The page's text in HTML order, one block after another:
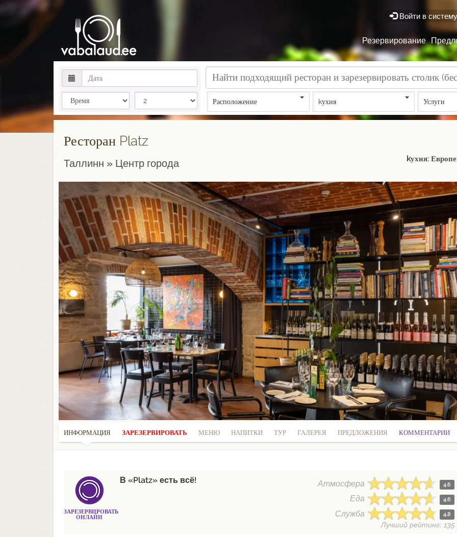
Резервирование
Войти в
Расположение kухня Услуги
Ресторан Platz
Таллинн » Центр города kухня:
ИНФОРМАЦИЯ ЗАРЕЗЕРВИРОВАТЬ МЕНЮ НАПИТКИ ТУР ГАЛЕРЕЯ ПРЕДЛОЖЕНИЯ КОММЕНТАРИИ
ЗАРЕЗЕРВИРОВАТЬ
ОНЛАЙН
В «Platz» есть всё! Атмосфера 4.6
Еда 4.6
Служба 4.8
Лучший рейтинг: 135